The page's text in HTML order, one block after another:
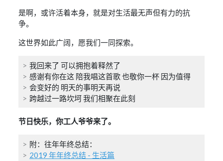
是啊，或许活着本身，就是对生活最无声但有力的抗
争。
这世界如此广阔，愿我们一同探索。
我回来了 可以拥抱着释然了
感谢有你在这 陪我唱这首歌 也敬你一杯 因为值得
会变好的 明天的事明天再说
跨越过一路坎坷 我们相聚在此刻
节日快乐，你工人爷爷来了。
附：往年年终总结：
2019 年年终总结 - 生活篇